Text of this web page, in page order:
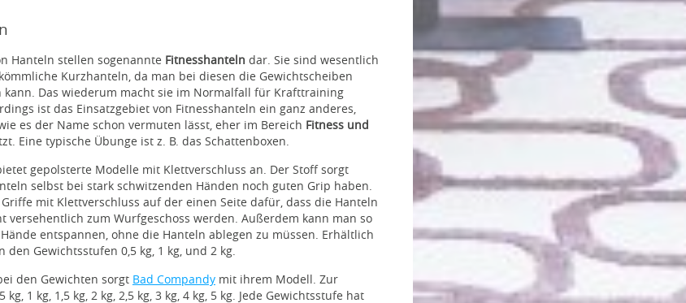
Hanteln stellen sogenannte Fitnesshanteln dar. Sie sind wesentlich
Kurzhanteln, da man bei diesen die Gewichtscheiben
kann. Das wiederum macht sie im Normalfall für Krafttraining
ist das Einsatzgebiet von Fitnesshanteln ein ganz anderes,
es der Name schon vermuten lässt, eher im Bereich Fitness und
Eine typische Übunge ist z. B. das Schattenboxen.
gepolsterte Modelle mit Klettverschluss an. Der Stoff sorgt
selbst bei stark schwitzenden Händen noch guten Grip haben.
mit Klettverschluss auf der einen Seite dafür, dass die Hanteln
versehentlich zum Wurfgeschoss werden. Außerdem kann man so
entspannen, ohne die Hanteln ablegen zu müssen. Erhältlich
den Gewichtsstufen 0,5 kg, 1 kg, und 2 kg.
den Gewichten sorgt Bad Compandymit ihrem Modell. Zur
kg, 1 kg, 1,5 kg, 2 kg, 2,5 kg, 3 kg, 4 kg, 5 kg. Jede Gewichtsstufe hat